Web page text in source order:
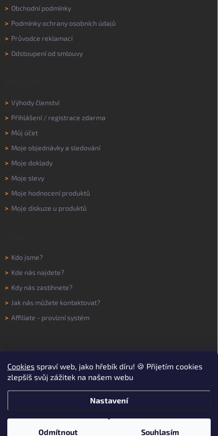
Cookies spraví web, jako hřebík díru! 🍪 Přijetím cookies
zlepšíš svůj zážitek na našem webu
Nastavení
Odmítnout Souhlasím
> Obchodní podmínky
> Podmínky ochrany osobních údajů
> Průvodce reklamací
> Odstoupení od smlouvy
> Výhody členství
> Přihlášení/ registrace zdarma
> Můj účet
> Moje objednávky a sledování
> Moje doklady
> Moje slevy
> Moje hodnocení produktů
> Moje diskuze u produktů
> Kdo jsme?
> Kde nás najdete?
> Kdy nás zastihnete?
> Jak nás můžete kontaktovat?
> Affiliate - provizní systém
Copyright 2026WORKNOW. Všechna práva vyhrazena.Upravit nastavení